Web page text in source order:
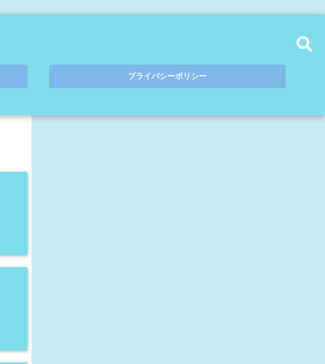
プライバシーポリシー